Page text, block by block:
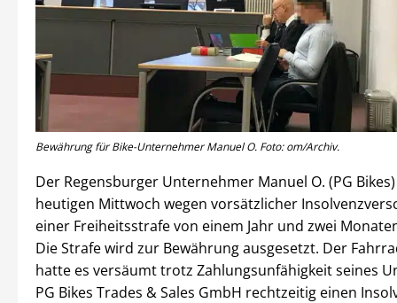
Bewährung für Bike-Unternehmer Manuel O. Foto: om/Archiv.
Der Regensburger Unternehmer Manuel O. (PG
heutigen Mittwoch wegen vorsätzlicher
einer Freiheitsstrafe von einem Jahr und zwei
Die Strafe wird zur Bewährung ausgesetzt. Der
hatte es versäumt trotz Zahlungsunfähigkeit seines
PG Bikes Trades & Sales GmbH rechtzeitig einen